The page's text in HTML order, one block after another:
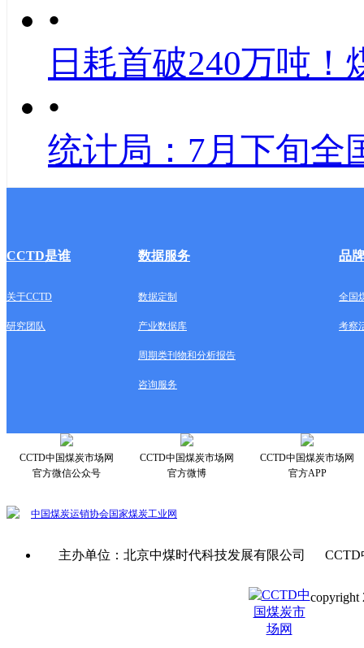
•
日耗首破240万吨！
•
统计局：7月下旬全
CCTD是谁 数据服务 品
关于CCTD 数据定制 全国
研究团队 产业数据库 考察
周期类刊物和分析报告
咨询服务
CCTD中国煤炭市场网
官方微信公众号
CCTD中国煤炭市场网
官方微博
CCTD中国煤炭市场网
官方APP
中国煤炭运销协会国家煤炭工业网
主办单位：北京中煤时代科技发展有限公司
copyright